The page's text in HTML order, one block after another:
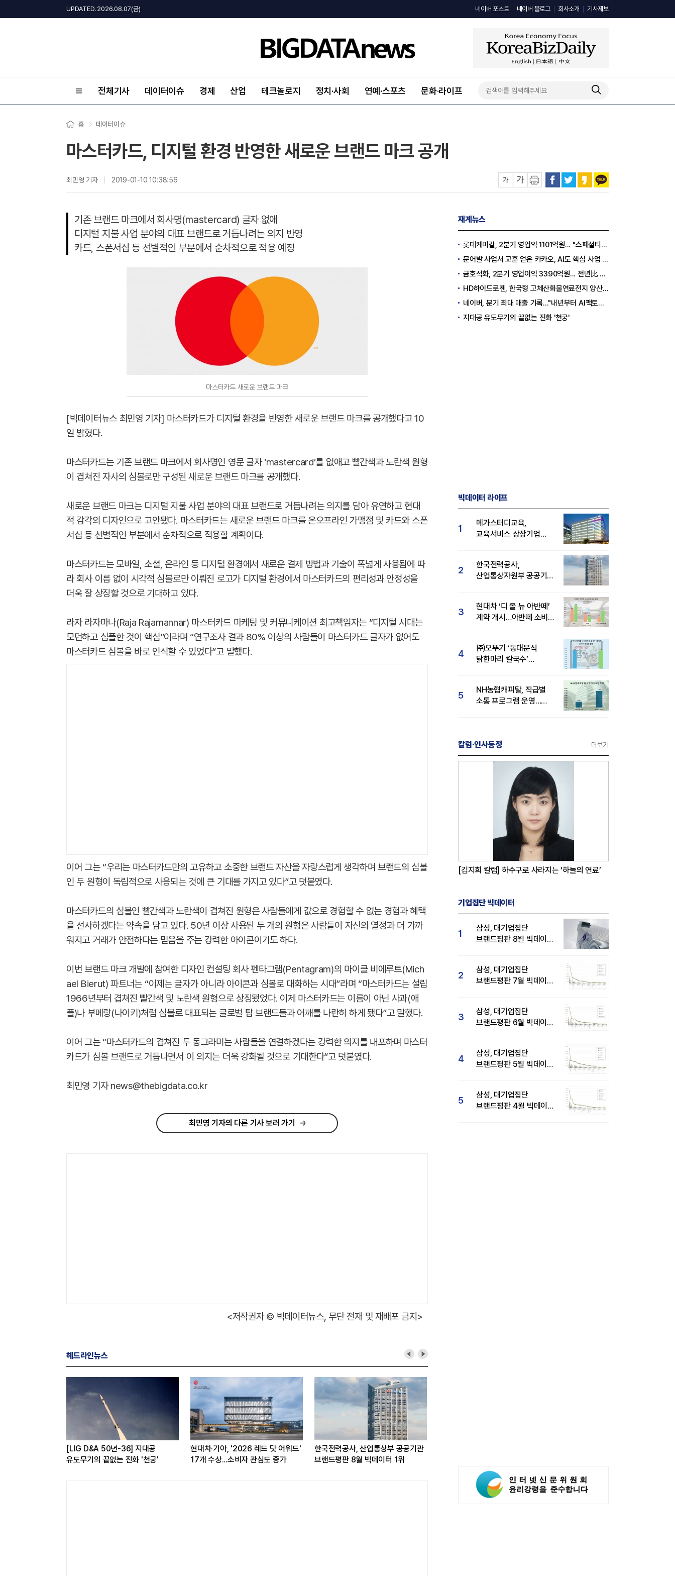
UPDATED. 2026.08.07(금) 네이버 포스트 네이버 블로그 회사소개 기사제보
전체기사 데이터이슈 경제 산업 테크놀로지 정치·사회 연예·스포츠 문화·라이프
홈 데이터이슈
마스터카드, 디지털 환경 반영한 새로운 브랜드 마크 공개
최민영 기자 2019-01-10 10:38:56
기존 브랜드 마크에서 회사명(mastercard) 글자 없애
디지털 지불 사업 분야의 대표 브랜드로 거듭나려는 의지 반영
카드, 스폰서십 등 선별적인 부분에서 순차적으로 적용 예정
마스터카드 새로운 브랜드 마크
[빅데이터뉴스 최민영 기자] 마스터카드가 디지털 환경을 반영한 새로운 브랜드 마크를 공개했다고 10
일 밝혔다.
마스터카드는 기존 브랜드 마크에서 회사명인 영문 글자 ‘mastercard’를 없애고 빨간색과 노란색 원형
이 겹쳐진 자사의 심볼로만 구성된 새로운 브랜드 마크를 공개했다.
새로운 브랜드 마크는 디지털 지불 사업 분야의 대표 브랜드로 거듭나려는 의지를 담아 유연하고 현대
적 감각의 디자인으로 고안됐다. 마스터카드는 새로운 브랜드 마크를 온오프라인 가맹점 및 카드와 스폰
서십 등 선별적인 부분에서 순차적으로 적용할 계획이다.
마스터카드는 모바일, 소셜, 온라인 등 디지털 환경에서 새로운 결제 방법과 기술이 폭넓게 사용됨에 따
라 회사 이름 없이 시각적 심볼로만 이뤄진 로고가 디지털 환경에서 마스터카드의 편리성과 안정성을
더욱 잘 상징할 것으로 기대하고 있다.
라자 라자마나(Raja Rajamannar) 마스터카드 마케팅 및 커뮤니케이션 최고책임자는 “디지털 시대는
모던하고 심플한 것이 핵심”이라며 “연구조사 결과 80% 이상의 사람들이 마스터카드 글자가 없어도
마스터카드 심볼을 바로 인식할 수 있었다”고 말했다.
이어 그는 “우리는 마스터카드만의 고유하고 소중한 브랜드 자산을 자랑스럽게 생각하며 브랜드의 심볼
인 두 원형이 독립적으로 사용되는 것에 큰 기대를 가지고 있다”고 덧붙였다.
마스터카드의 심볼인 빨간색과 노란색이 겹쳐진 원형은 사람들에게 값으로 경험할 수 없는 경험과 혜택
을 선사하겠다는 약속을 담고 있다. 50년 이상 사용된 두 개의 원형은 사람들이 자신의 열정과 더 가까
워지고 거래가 안전하다는 믿음을 주는 강력한 아이콘이기도 하다.
이번 브랜드 마크 개발에 참여한 디자인 컨설팅 회사 펜타그램(Pentagram)의 마이클 비에루트(Mich
ael Bierut) 파트너는 “이제는 글자가 아니라 아이콘과 심볼로 대화하는 시대”라며 “마스터카드는 설립
1966년부터 겹쳐진 빨간색 및 노란색 원형으로 상징됐었다. 이제 마스터카드는 이름이 아닌 사과(애
플)나 부메랑(나이키)처럼 심볼로 대표되는 글로벌 탑 브랜드들과 어깨를 나란히 하게 됐다”고 말했다.
이어 그는 “마스터카드의 겹쳐진 두 동그라미는 사람들을 연결하겠다는 강력한 의지를 내포하며 마스터
카드가 심볼 브랜드로 거듭나면서 이 의지는 더욱 강화될 것으로 기대한다”고 덧붙였다.
최민영 기자 news@thebigdata.co.kr
최민영 기자의 다른 기사 보러 가기
<저작권자 © 빅데이터뉴스, 무단 전재 및 재배포 금지>
헤드라인뉴스
[LIG D&A 50년-36] 지대공
유도무기의 끝없는 진화 '천궁'
현대차·기아, '2026 레드 닷 어워드'
17개 수상...소비자 관심도 증가
한국전력공사, 산업통상부 공공기관
브랜드평판 8월 빅데이터 1위
재계뉴스
롯데케미칼, 2분기 영업익 1101억원... "스페셜티 전환 가속"
문어발 사업서 교훈 얻은 카카오, AI도 핵심 사업 '선택과 집중'
금호석화, 2분기 영업이익 3390억원... 전년比 419% 급증
HD하이드로젠, 한국형 고체산화물연료전지 양산체계 구축
네이버, 분기 최대 매출 기록..."내년부터 AI팩토리 수익 날 것"
지대공 유도무기의 끝없는 진화 '천궁'
빅데이터 라이프
1
메가스터디교육,
교육서비스 상장기업
2
한국전력공사,
산업통상자원부 공공기관
3
현대차 ‘디 올 뉴 아반떼’
계약 개시…아반떼 소비자
4
㈜오뚜기 ‘동대문식
닭한마리 칼국수’
5
NH농협캐피탈, 직급별
소통 프로그램 운영…
칼럼·인사동정 더보기
[김지희 칼럼] 하수구로 사라지는 ‘하늘의 연료’
기업집단 빅데이터
1
삼성, 대기업집단
브랜드평판 8월 빅데이터
2
삼성, 대기업집단
브랜드평판 7월 빅데이터
3
삼성, 대기업집단
브랜드평판 6월 빅데이터
4
삼성, 대기업집단
브랜드평판 5월 빅데이터
5
삼성, 대기업집단
브랜드평판 4월 빅데이터